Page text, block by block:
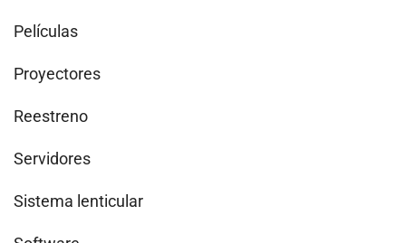
Películas
Proyectores
Reestreno
Servidores
Sistema lenticular